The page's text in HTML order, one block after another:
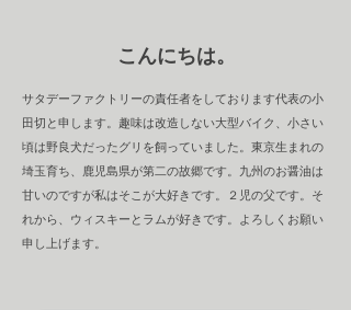
こんにちは。
サタデーファクトリーの責任者をしております代表の小
田切と申します。趣味は改造しない大型バイク、小さい
頃は野良犬だったグリを飼っていました。東京生まれの
埼玉育ち、鹿児島県が第二の故郷です。九州のお醤油は
甘いのですが私はそこが大好きです。２児の父です。そ
れから、ウィスキーとラムが好きです。よろしくお願い
申し上げます。